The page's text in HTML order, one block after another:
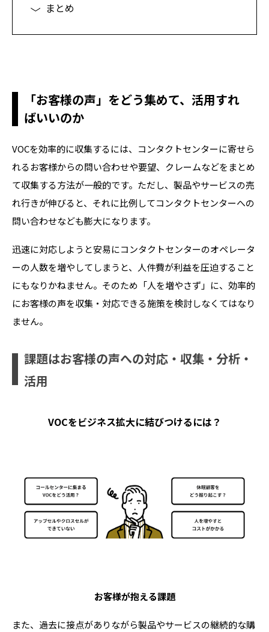
まとめ
「お客様の声」をどう集めて、活用すれ
ばいいのか
VOCを効率的に収集するには、コンタクトセンターに寄せら
れるお客様からの問い合わせや要望、クレームなどをまとめ
て収集する方法が一般的です。ただし、製品やサービスの売
れ行きが伸びると、それに比例してコンタクトセンターへの
問い合わせなども膨大になります。
迅速に対応しようと安易にコンタクトセンターのオペレータ
ーの人数を増やしてしまうと、人件費が利益を圧迫すること
にもなりかねません。そのため「人を増やさず」に、効率的
にお客様の声を収集・対応できる施策を検討しなくてはなり
ません。
課題はお客様の声への対応・収集・分析・
活用
VOCをビジネス拡大に結びつけるには？
お客様が抱える課題
また、過去に接点がありながら製品やサービスの継続的な購